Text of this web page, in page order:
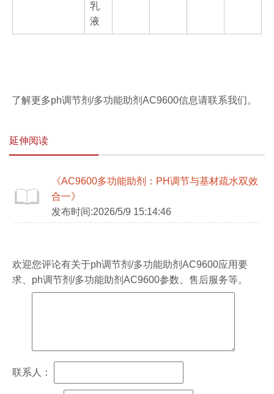
乳
液
了解更多ph调节剂/多功能助剂AC9600信息请联系我们。
延伸阅读
《AC9600多功能助剂：PH调节与基材疏水双效
合一》
发布时间:2026/5/9 15:14:46
欢迎您评论有关于ph调节剂/多功能助剂AC9600应用要
求、 ph调节剂/多功能助剂AC9600参数、售后服务等。
联系人：